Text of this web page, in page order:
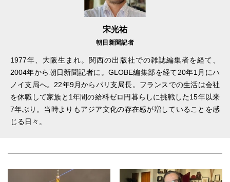
宋光祐
朝日新聞記者
1977年、大阪生まれ。関西の出版社での雑誌編集者を経て、
2004年から朝日新聞記者に。GLOBE編集部を経て20年1月にハ
ノイ支局へ。22年9月からパリ支局長。フランスでの生活は会社
を休職して家族と1年間の給料ゼロ円暮らしに挑戦した15年以来
7年ぶり。当時よりもアジア文化の存在感が増していることを感
じる日々。